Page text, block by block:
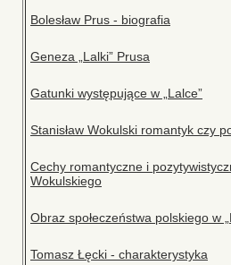
Bolesław Prus - biografia
Geneza „Lalki” Prusa
Gatunki występujące w „Lalce”
Stanisław Wokulski romantyk czy
Cechy romantyczne i
Wokulskiego
Obraz społeczeństwa polskiego w
Tomasz Łęcki - charakterystyka